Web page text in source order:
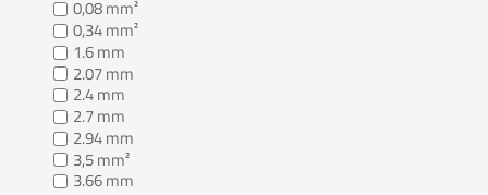
0,08 mm²
0,34 mm²
1.6 mm
2.07 mm
2.4 mm
2.7 mm
2.94 mm
3,5 mm²
3.66 mm